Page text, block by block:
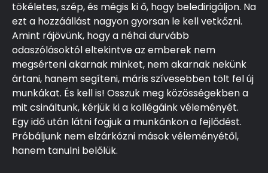
tökéletes, szép, és mégis ki ő, hogy beledirigáljon. Na
ezt a hozzáállást nagyon gyorsan le kell vetkőzni.
Amint rájövünk, hogy a néhai durvább
odaszólásoktól eltekintve az emberek nem
megsérteni akarnak minket, nem akarnak nekünk
ártani, hanem segíteni, máris szívesebben tölt fel új
munkákat. És kell is! Osszuk meg közösségekben a
mit csináltunk, kérjük ki a kollégáink véleményét.
Egy idő után látni fogjuk a munkánkon a fejlődést.
Próbáljunk nem elzárkózni mások véleményétől,
hanem tanulni belőlük.